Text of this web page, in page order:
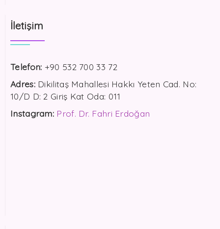
İletişim
Telefon: +90 532 700 33 72
Adres:Dikilitaş Mahallesi Hakkı Yeten Cad. No:
10/D D: 2 Giriş Kat Oda: 011
Instagram: Prof. Dr. Fahri Erdoğan